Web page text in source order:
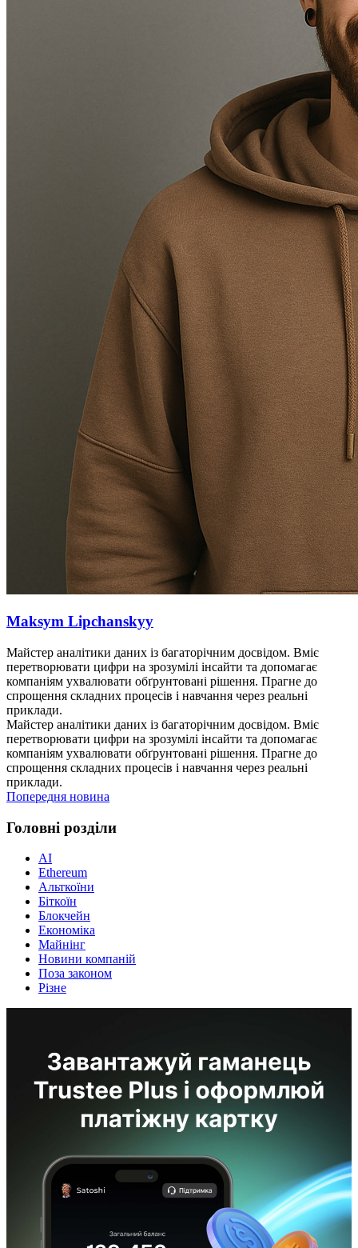
Maksym Lipchanskyy
Майстер аналітики даних із багаторічним досвідом. Вміє
перетворювати цифри на зрозумілі інсайти та допомагає
компаніям ухвалювати обґрунтовані рішення. Прагне до
спрощення складних процесів і навчання через реальні
приклади.
Майстер аналітики даних із багаторічним досвідом. Вміє
перетворювати цифри на зрозумілі інсайти та допомагає
компаніям ухвалювати обґрунтовані рішення. Прагне до
спрощення складних процесів і навчання через реальні
приклади.
Попередня новина
Головні розділи
AI
Ethereum
Альткоїни
Біткоїн
Блокчейн
Економіка
Майнінг
Новини компаній
Поза законом
Різне